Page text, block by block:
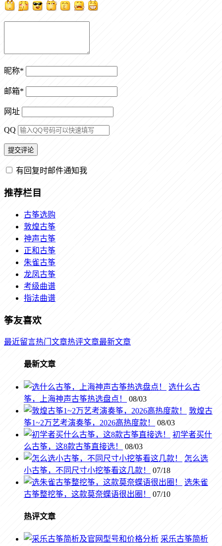
昵称*
邮箱*
网址
QQ
有回复时邮件通知我
推荐栏目
古筝选购
敦煌古筝
神声古筝
正和古筝
朱雀古筝
龙凤古筝
考级曲谱
指法曲谱
筝友喜欢
最近留言热门文章热评文章最新文章
最新文章
选什么古
筝，上海神声古筝热选盘点！
08/03
敦煌古
筝1~2万艺考演奏筝，2026高热度款！
08/03
初学者买什
么古筝，这8款古筝直接选！
08/03
怎么选
小古筝，不同尺寸小挖筝看这几款！
07/18
选朱雀
古筝整挖筝，这款莫奈蝶语很出圈！
07/10
热评文章
采乐古筝简析